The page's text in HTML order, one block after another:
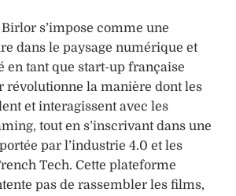
Birlor s’impose comme une
dans le paysage numérique et
en tant que start-up française
révolutionne la manière dont les
et interagissent avec les
tout en s’inscrivant dans une
par l’industrie 4.0 et les
Tech. Cette plateforme
pas de rassembler les films,